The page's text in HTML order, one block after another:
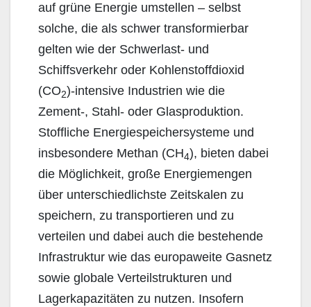
auf grüne Energie umstellen – selbst
solche, die als schwer transformierbar
gelten wie der Schwerlast- und
Schiffsverkehr oder Kohlenstoffdioxid
(CO2)-intensive Industrien wie die
Zement-, Stahl- oder Glasproduktion.
Stoffliche Energiespeichersysteme und
insbesondere Methan (CH4), bieten dabei
die Möglichkeit, große Energiemengen
über unterschiedlichste Zeitskalen zu
speichern, zu transportieren und zu
verteilen und dabei auch die bestehende
Infrastruktur wie das europaweite Gasnetz
sowie globale Verteilstrukturen und
Lagerkapazitäten zu nutzen. Insofern